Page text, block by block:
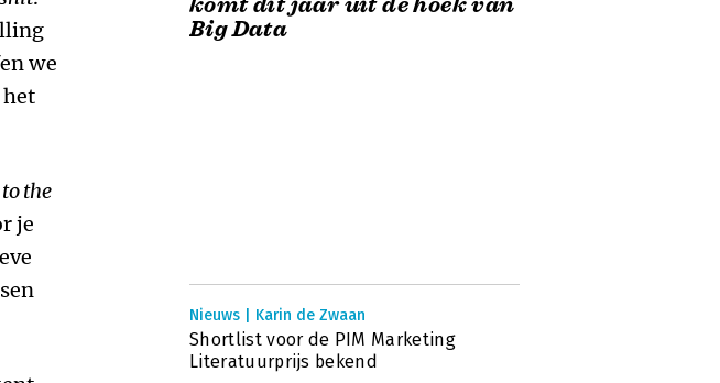
we
het
to the
je
Big Data
Nieuws | Karin de Zwaan
Shortlist voor de PIM Marketing
Literatuurprijs bekend